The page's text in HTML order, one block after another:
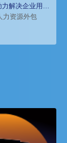
解决企业用工
力资源外包